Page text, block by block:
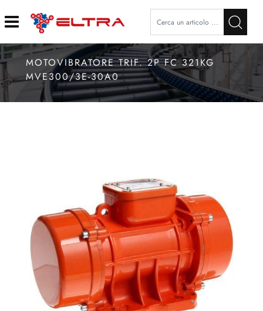
Open
MOTOVIBRATORE TRIF. 2P FC 321KG
MVE300/3E-30A0